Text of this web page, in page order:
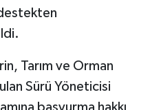
Tarım ve Orman
Sürü Yöneticisi
başvurma hakkı